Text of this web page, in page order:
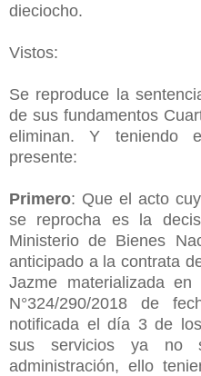
dieciocho.
Vistos:
Se reproduce la
de sus fundamentos
eliminan. Y teniendo
presente:
Primero: Que el acto
se reprocha es la
Ministerio de Bienes
anticipado a la contrata
Jazme materializada
N°324/290/2018 de
notificada el día 3 de
sus servicios ya no
administración, ello